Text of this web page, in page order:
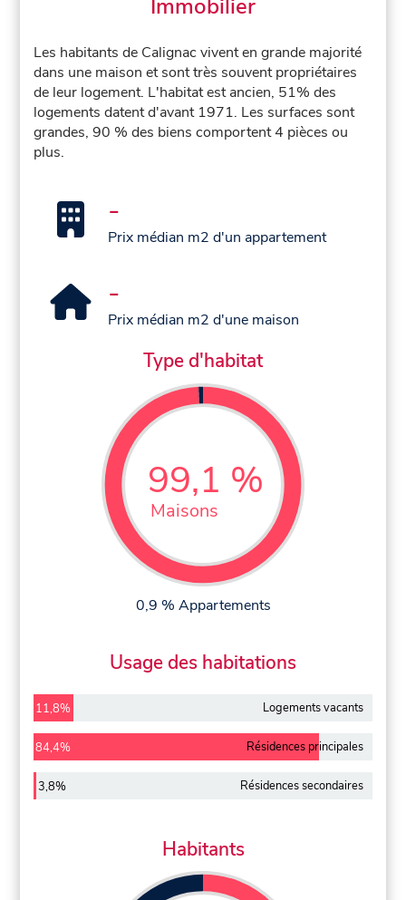
Immobilier
Les habitants de Calignac vivent en grande majorité
dans une maison et sont très souvent propriétaires
de leur logement. L'habitat est ancien, 51% des
logements datent d'avant 1971. Les surfaces sont
grandes, 90 % des biens comportent 4 pièces ou
plus.
-
Prix médian m2 d'un appartement
-
Prix médian m2 d'une maison
Type d'habitat
99,1 %
Maisons
0,9 % Appartements
Usage des habitations
11,8% Logements vacants
84,4% Résidences principales
3,8% Résidences secondaires
Habitants